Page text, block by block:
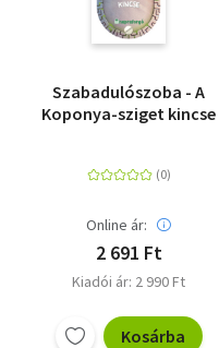
Szabadulószoba - A
Koponya-sziget kincse
Online ár:
2 691 Ft
Kiadói ár: 2 990 Ft
Kosárba